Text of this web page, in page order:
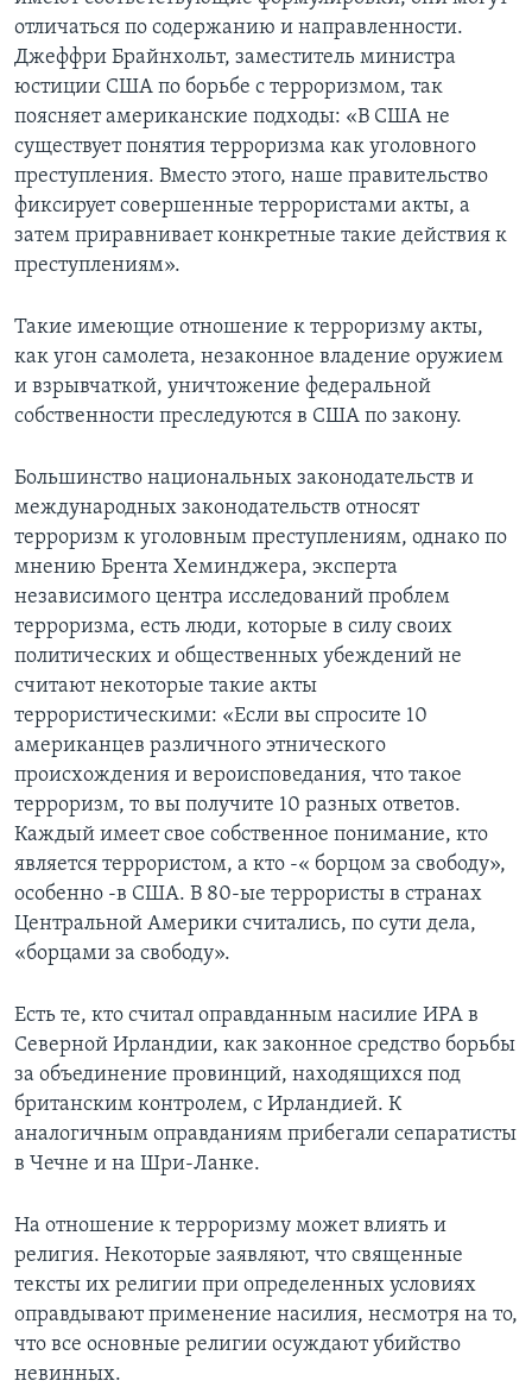
отличаться по содержанию и направленности.
Джеффри Брайнхольт, заместитель министра
юстиции США по борьбе с терроризмом, так
поясняет американские подходы: «В США не
существует понятия терроризма как уголовного
преступления. Вместо этого, наше правительство
фиксирует совершенные террористами акты, а
затем приравнивает конкретные такие действия к
преступлениям».
Такие имеющие отношение к терроризму акты,
как угон самолета, незаконное владение оружием
и взрывчаткой, уничтожение федеральной
собственности преследуются в США по закону.
Большинство национальных законодательств и
международных законодательств относят
терроризм к уголовным преступлениям, однако по
мнению Брента Хеминджера, эксперта
независимого центра исследований проблем
терроризма, есть люди, которые в силу своих
политических и общественных убеждений не
считают некоторые такие акты
террористическими: «Если вы спросите 10
американцев различного этнического
происхождения и вероисповедания, что такое
терроризм, то вы получите 10 разных ответов.
Каждый имеет свое собственное понимание, кто
является террористом, а кто -« борцом за свободу»,
особенно -в США. В 80-ые террористы в странах
Центральной Америки считались, по сути дела,
«борцами за свободу».
Есть те, кто считал оправданным насилие ИРА в
Северной Ирландии, как законное средство борьбы
за объединение провинций, находящихся под
британским контролем, с Ирландией. К
аналогичным оправданиям прибегали сепаратисты
в Чечне и на Шри-Ланке.
На отношение к терроризму может влиять и
религия. Некоторые заявляют, что священные
тексты их религии при определенных условиях
оправдывают применение насилия, несмотря на то,
что все основные религии осуждают убийство
невинных.